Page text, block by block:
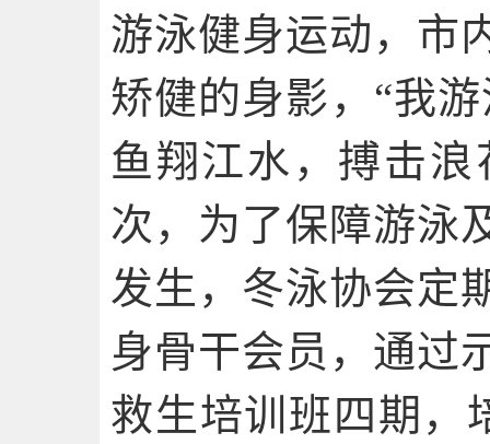
游泳健身运动，市
矫健的身影，“我
鱼翔江水，搏击
次，为了保障游泳
发生，冬泳协会定
身骨干会员，通过
救生培训班四期，